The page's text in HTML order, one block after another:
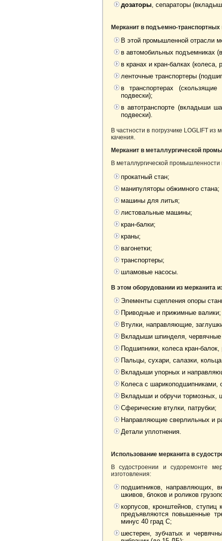
дозаторы, сепараторы
Мерканит в подъемно-транспортных
В этой промышленной отрасли
в автомобильных подъемниках
в кранах и кран-балках
ленточные транспортеры
в транспортерах
подвески);
в автотранспорте (вкладыши
подвески).
В частности в погрузчике LOGLIFT
качения.
Мерканит в металлургической
В металлургической промышленности
прокатный стан;
манипуляторы обжимного стана;
машины для литья;
листовальные машины;
кран-балки;
краны;
вагонетки;
транспортеры;
шламовые насосы.
В этом оборудовании из мерканита
Элементы сцепления опоры
Приводные и прижимные валики;
Втулки, направляющие,
Вкладыши шпинделя,
Подшипники, колеса кран-балок,
Пальцы, сухари, салазки,
Вкладыши упорных и
Колеса с шарикоподшипниками,
Вкладыши и обручи тормозных,
Сферические втулки, патрубки;
Направляющие сверлильных и
Детали уплотнения.
Использование мерканита в
В судостроении и судоремонте
изготовления:
подшипников, направляющих,
шкивов, блоков и роликов
корпусов, кронштейнов, ступиц
предъявляются повышенные
минус 40 град С;
шестерен, зубчатых и